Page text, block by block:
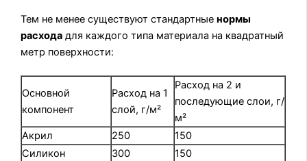
Тем не менее существуют стандартныенормы
расхода для каждого типа материала на квадратный
метр поверхности:
Основной
компонент
Расход на 1
слой, г/м²
Расход на 2 и
последующие слои, г/
м²
Акрил
250
150
Силикон
300
150